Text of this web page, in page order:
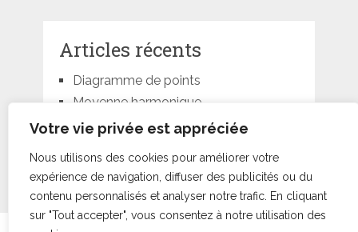
Votre vie privée est appréciée
Nous utilisons des cookies pour améliorer votre
expérience de navigation, diffuser des publicités ou du
contenu personnalisés et analyser notre trafic. En cliquant
sur "Tout accepter", vous consentez à notre utilisation des
Articles récents
Diagramme de points
Moyenne harmonique
Moyenne géométrique
Moyenne pondérée